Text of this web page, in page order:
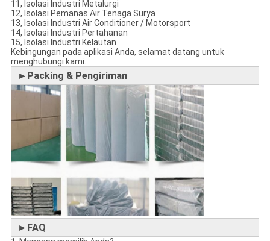
11, Isolasi Industri Metalurgi
12, Isolasi Pemanas Air Tenaga Surya
13, Isolasi Industri Air Conditioner / Motorsport
14, Isolasi Industri Pertahanan
15, Isolasi Industri Kelautan
Kebingungan pada aplikasi Anda, selamat datang untuk
menghubungi kami.
►Packing & Pengiriman
►FAQ